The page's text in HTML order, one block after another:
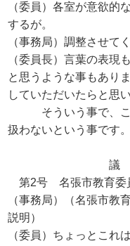
（委員）各室が意欲的
するが。
（事務局）調整させて
（委員長）言葉の表現
と思うような事もあり
していただいたらと思い
そういう事で、これ
扱わないという事です。
議
第2号 名張市教育委
（事務局）（名張市教
説明）
（委員）ちょっとこれ